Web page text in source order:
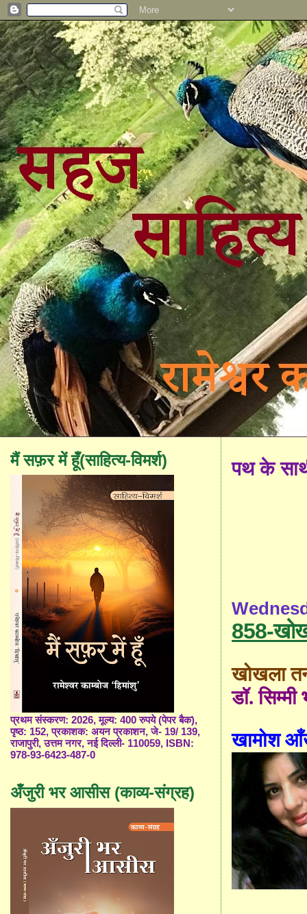
पथ के
858-
खोखला
डॉ. सिम्मी
खामोश
मैं सफ़र में हूँ(साहित्य-विमर्श)
प्रथम संस्करण: 2026, मूल्य: 400 रुपये (पेपर बैक),
पृष्ठ: 152, प्रकाशक: अयन प्रकाशन, जे- 19/ 139,
राजापुरी, उत्तम नगर, नई दिल्ली- 110059, ISBN:
978-93-6423-487-0
अँजुरी भर आसीस (काव्य-संग्रह)